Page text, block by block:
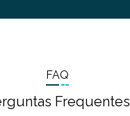
FAQ
Frequentes